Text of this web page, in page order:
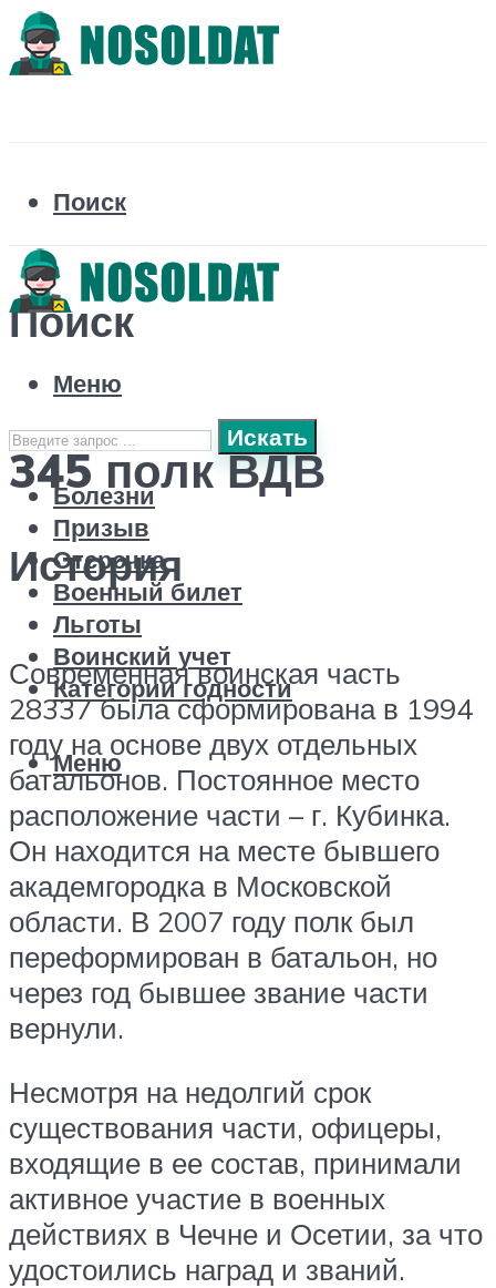
Поиск
Поиск
Искать
Болезни
Призыв
Отсрочка
Военный билет
Льготы
Воинский учет
Категории годности
Меню
Меню
345 полк ВДВ
История
Современная воинская часть
28337 была сформирована в 1994
году на основе двух отдельных
батальонов. Постоянное место
расположение части – г. Кубинка.
Он находится на месте бывшего
академгородка в Московской
области. В 2007 году полк был
переформирован в батальон, но
через год бывшее звание части
вернули.
Несмотря на недолгий срок
существования части, офицеры,
входящие в ее состав, принимали
активное участие в военных
действиях в Чечне и Осетии, за что
удостоились наград и званий.